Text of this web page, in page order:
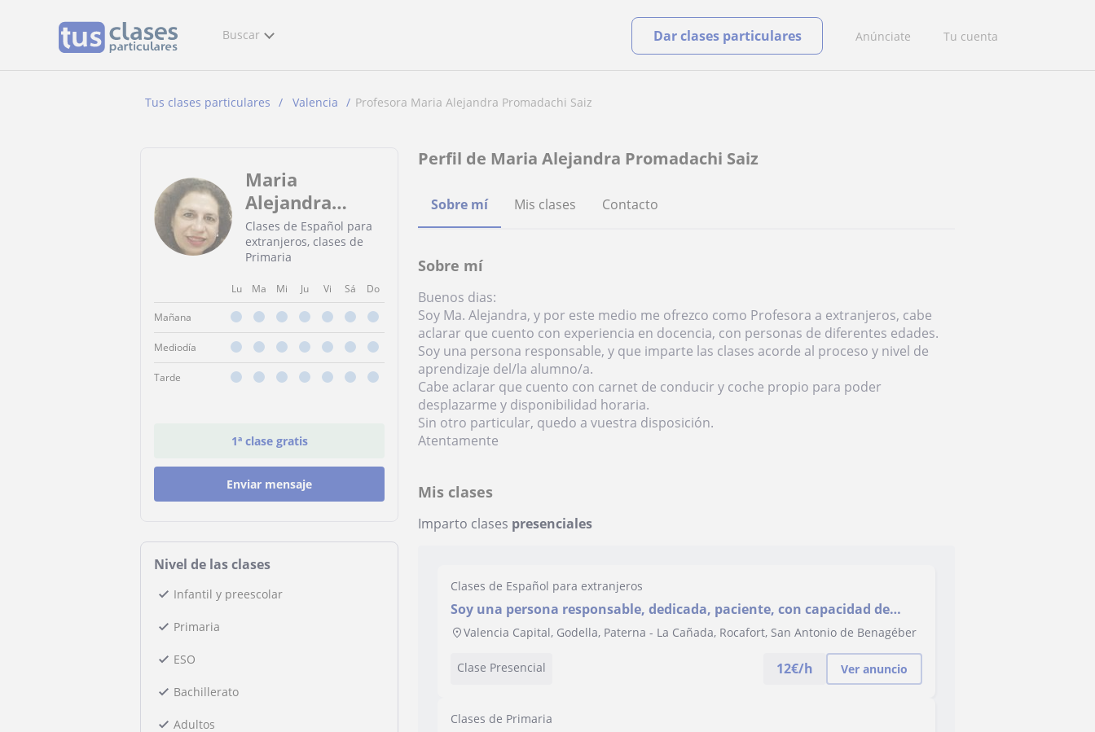
Buscar Anúnciate Tu cuenta
Dar clases particulares
Tus clases particulares Valencia Profesora Maria Alejandra Promadachi Saiz
Maria
Alejandra
Promadachi
Saiz
Clases de Español para
extranjeros, clases de
Primaria
Lu Ma Mi Ju Vi Sá Do
Mañana
Mediodía
Tarde
1ª clase gratis
Enviar mensaje
Nivel de las clases
Infantil y preescolar
Primaria
ESO
Bachillerato
Adultos
Perfil de Maria Alejandra Promadachi Saiz
Sobre mí Mis clases Contacto
Sobre mí
Buenos dias:
Soy Ma. Alejandra, y por este medio me ofrezco como Profesora a extranjeros, cabe
aclarar que cuento con experiencia en docencia, con personas de diferentes edades.
Soy una persona responsable, y que imparte las clases acorde al proceso y nivel de
aprendizaje del/la alumno/a.
Cabe aclarar que cuento con carnet de conducir y coche propio para poder
desplazarme y disponibilidad horaria.
Sin otro particular, quedo a vuestra disposición.
Atentamente
Mis clases
Imparto clases presenciales
Clases de Español para extranjeros
Soy una persona responsable, dedicada, paciente, con capacidad de
adaptabilidad según el ritmo del/la alumno/a
Valencia Capital, Godella, Paterna - La Cañada, Rocafort, San Antonio de Benagéber
Clase Presencial 12€/h Ver anuncio
Clases de Primaria